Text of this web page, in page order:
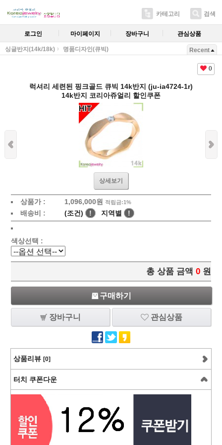
카테고리 검색
로그인 마이페이지 장바구니 관심상품
싱글반지(14k/18k) 명품디자인(큐빅) Recent
0
럭셔리 세련된 핑크골드 큐빅 14k반지 (ju-ia4724-1r)
14k반지 코리아쥬얼리 할인쿠폰
상세보기
상품가 : 1,096,000원 적립금:1%
배송비 : (조건) ! 지역별 !
색상선택 :
총 상품 금액 0 원
구매하기
장바구니 관심상품
상품리뷰 [0]
터치 쿠폰다운